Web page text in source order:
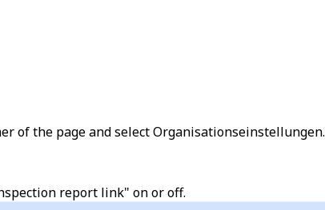
of the page and selectOrganisationseinstellungen.
report link" on or off.